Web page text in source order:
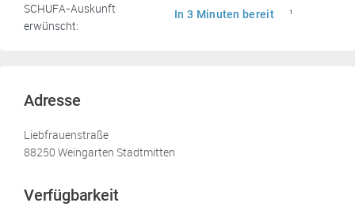
SCHUFA-Auskunft
erwünscht:
In 3 Minuten bereit 1
Adresse
Liebfrauenstraße
88250 Weingarten Stadtmitten
Verfügbarkeit